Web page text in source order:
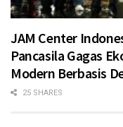
JAM Center
Pancasila Gagas
Modern Berbasis
25 SHARES